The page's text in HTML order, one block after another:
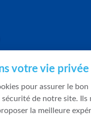
votre vie privée
pour assurer le bon
de notre site. Ils
la meilleure